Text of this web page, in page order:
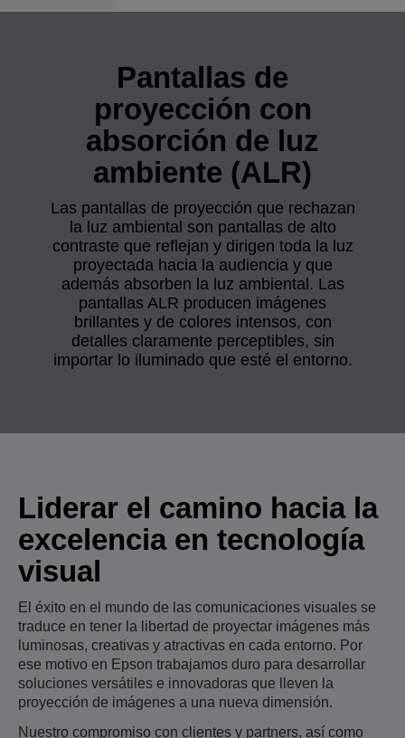
Pantallas de
proyección con
absorción de luz
ambiente (ALR)
Las pantallas de proyección que rechazan
la luz ambiental son pantallas de alto
contraste que reflejan y dirigen toda la luz
proyectada hacia la audiencia y que
además absorben la luz ambiental. Las
pantallas ALR producen imágenes
brillantes y de colores intensos, con
detalles claramente perceptibles, sin
importar lo iluminado que esté el entorno.
Liderar el camino hacia la
excelencia en tecnología
visual
El éxito en el mundo de las comunicaciones visuales se
traduce en tener la libertad de proyectar imágenes más
luminosas, creativas y atractivas en cada entorno. Por
ese motivo en Epson trabajamos duro para desarrollar
soluciones versátiles e innovadoras que lleven la
proyección de imágenes a una nueva dimensión.
Nuestro compromiso con clientes y partners, así como